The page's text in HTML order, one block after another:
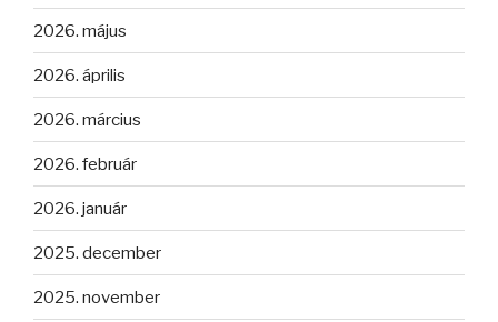
2026. május
2026. április
2026. március
2026. február
2026. január
2025. december
2025. november